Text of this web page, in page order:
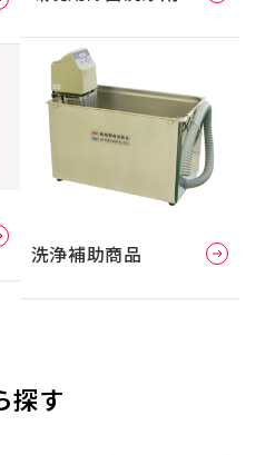
洗浄補助商品
探す